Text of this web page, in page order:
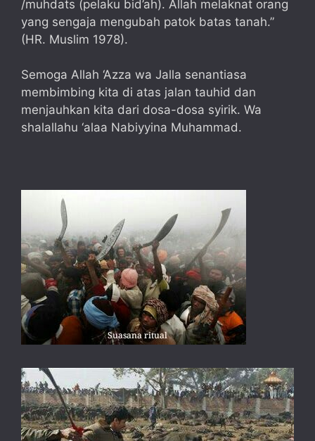
/muhdats (pelaku bid’ah). Allah melaknat orang
yang sengaja mengubah patok batas tanah.”
(HR. Muslim 1978).
Semoga Allah ‘Azza wa Jalla senantiasa
membimbing kita di atas jalan tauhid dan
menjauhkan kita dari dosa-dosa syirik. Wa
shalallahu ‘alaa Nabiyyina Muhammad.